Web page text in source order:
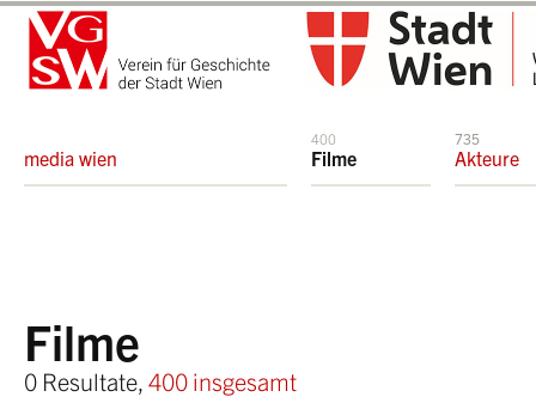
media wien
400
Filme
735
Akteure
Filme
0 Resultate, 400 insgesamt